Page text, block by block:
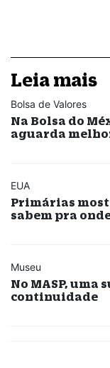
Leia mais
Bolsa de Valores
Na Bolsa do
aguarda
EUA
Primárias
sabem pra
Museu
No MASP, uma
continuidade